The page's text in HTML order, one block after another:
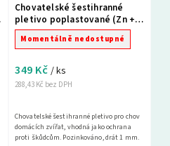
Chovatelské šestihranné
pletivo poplastované (Zn +
PVC) 25mm - výška 50cm -
10m
Momentálně nedostupné
288,43 Kč bez DPH
349 Kč / ks
Chovatelské šestihranné pletivo pro chov
domácích zvířat, vhodná jako ochrana
proti škůdcům. Pozinkováno, drát 1 mm.